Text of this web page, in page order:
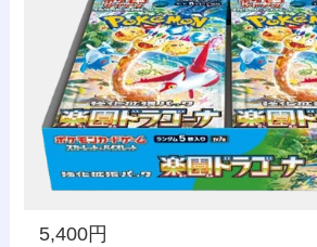
5,400円